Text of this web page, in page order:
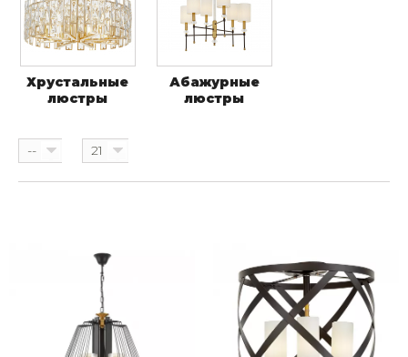
Хрустальные
люстры
Абажурные
люстры
-- 21